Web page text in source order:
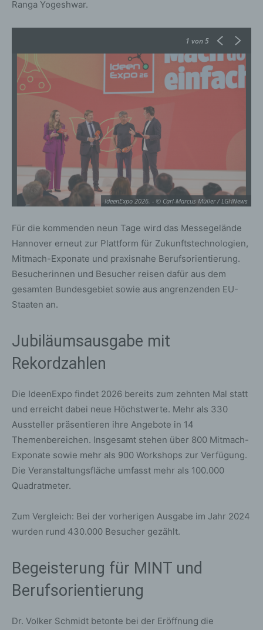
Ranga Yogeshwar.
1 von 5
IdeenExpo 2026. - © Carl-Marcus Müller / LGHNews
Für die kommenden neun Tage wird das Messegelände
Hannover erneut zur Plattform für Zukunftstechnologien,
Mitmach-Exponate und praxisnahe Berufsorientierung.
Besucherinnen und Besucher reisen dafür aus dem
gesamten Bundesgebiet sowie aus angrenzenden EU-
Staaten an.
Jubiläumsausgabe mit
Rekordzahlen
Die IdeenExpo findet 2026 bereits zum zehnten Mal statt
und erreicht dabei neue Höchstwerte. Mehr als 330
Aussteller präsentieren ihre Angebote in 14
Themenbereichen. Insgesamt stehen über 800 Mitmach-
Exponate sowie mehr als 900 Workshops zur Verfügung.
Die Veranstaltungsfläche umfasst mehr als 100.000
Quadratmeter.
Zum Vergleich: Bei der vorherigen Ausgabe im Jahr 2024
wurden rund 430.000 Besucher gezählt.
Begeisterung für MINT und
Berufsorientierung
Dr. Volker Schmidt betonte bei der Eröffnung die